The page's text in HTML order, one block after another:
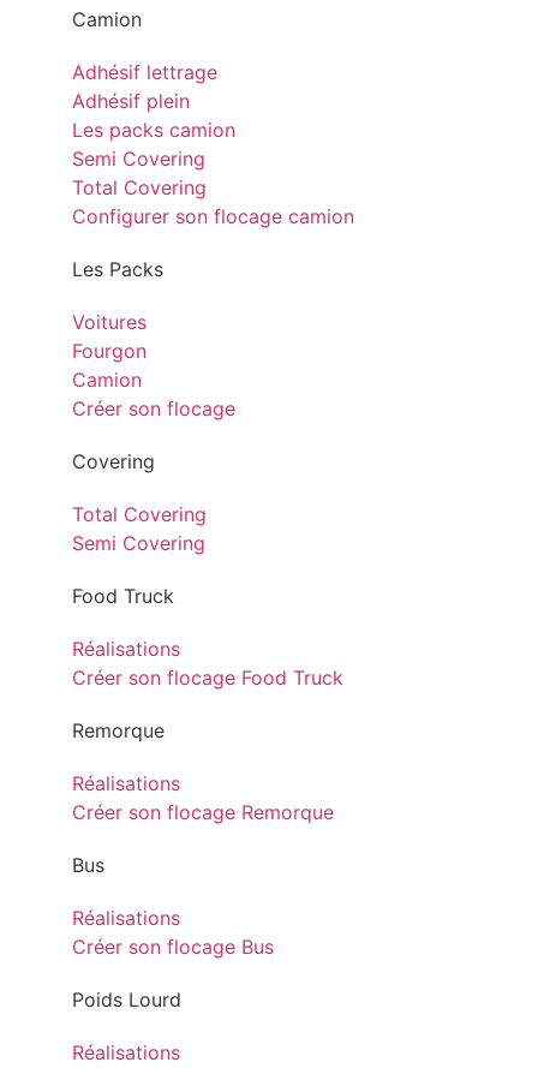
Camion
Adhésif lettrage
Adhésif plein
Les packs camion
Semi Covering
Total Covering
Configurer son flocage camion
Les Packs
Voitures
Fourgon
Camion
Créer son flocage
Covering
Total Covering
Semi Covering
Food Truck
Réalisations
Créer son flocage Food Truck
Remorque
Réalisations
Créer son flocage Remorque
Bus
Réalisations
Créer son flocage Bus
Poids Lourd
Réalisations